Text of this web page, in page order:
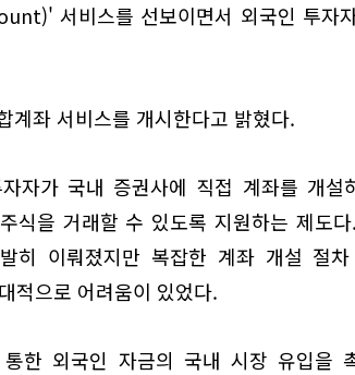
서비스를 선보이면서 외국인 투자
계좌 서비스를 개시한다고 밝혔다.
자가 국내 증권사에 직접 계좌를 개설
식을 거래할 수 있도록 지원하는 제도
히 이뤄졌지만 복잡한 계좌 개설 절
적으로 어려움이 있었다.
한 외국인 자금의 국내 시장 유입을